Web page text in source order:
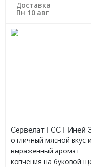
Доставка
Пн 10 авг
Сервелат ГОСТ Иней
отличный мясной вкус и
выраженный аромат
копчения на буковой